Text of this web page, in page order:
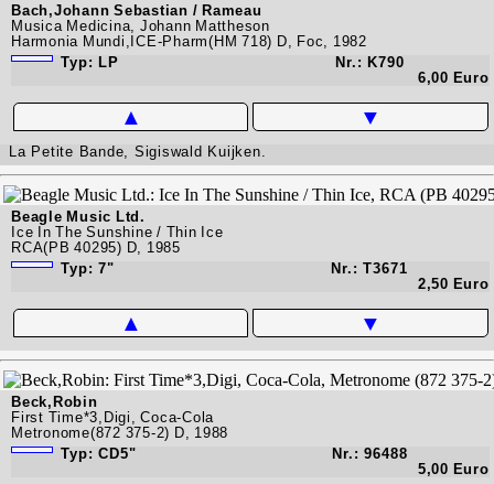
Bach,Johann Sebastian / Rameau
Musica Medicina, Johann Mattheson
Harmonia Mundi,ICE-Pharm(HM 718) D, Foc, 1982
Typ: LP
Nr.: K790
6,00 Euro
▲ ▼
La Petite Bande, Sigiswald Kuijken.
Beagle Music Ltd.
Ice In The Sunshine / Thin Ice
RCA(PB 40295) D, 1985
Typ: 7"
Nr.: T3671
2,50 Euro
▲ ▼
Beck,Robin
First Time*3,Digi, Coca-Cola
Metronome(872 375-2) D, 1988
Typ: CD5"
Nr.: 96488
5,00 Euro